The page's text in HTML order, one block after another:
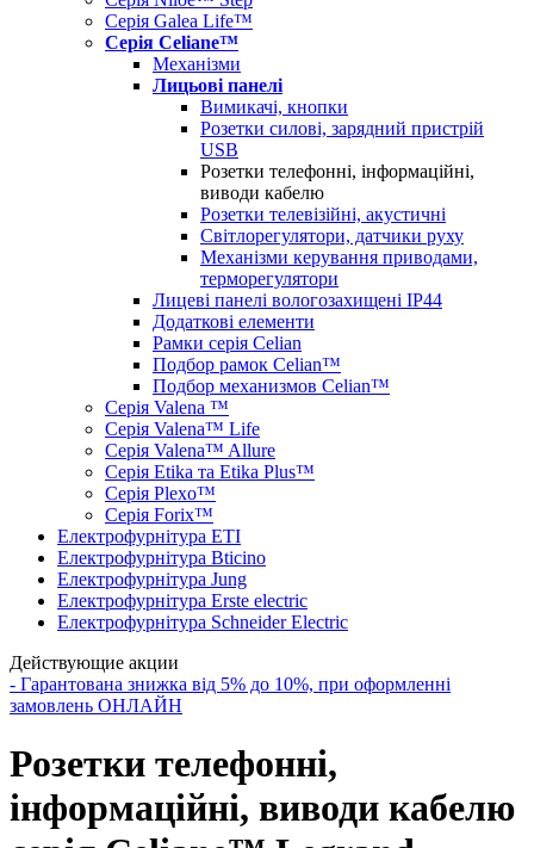
Серія Galea Life™
Серія Celiane™
Механізми
Лицьові панелі
Вимикачі, кнопки
Розетки силові, зарядний пристрій
USB
Розетки телефонні, інформаційні,
виводи кабелю
Розетки телевізійні, акустичні
Світлорегулятори, датчики руху
Механізми керування приводами,
терморегулятори
Лицеві панелі вологозахищені IP44
Додаткові елементи
Рамки серія Celian
Подбор рамок Celian™
Подбор механизмов Celian™
Серія Valena ™
Серія Valena™ Life
Серія Valena™ Allure
Серія Etika та Etika Plus™
Серія Plexo™
Серія Forix™
Електрофурнітура ETI
Електрофурнітура Bticino
Електрофурнітура Jung
Електрофурнітура Erste electric
Електрофурнітура Schneider Electric
Действующие акции
- Гарантована знижка від 5% до 10%, при оформленні
замовлень ОНЛАЙН
Розетки телефонні,
інформаційні, виводи кабелю